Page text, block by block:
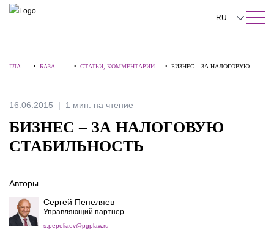
ПОИСК ПО САЙТУ Закрыть
RU
中文
ГЛАВН
•БАЗА
• СТАТЬИ, КОММЕНТАРИИ,
•БИЗНЕС – ЗА НАЛОГОВУЮ
16.06.2015 1 мин. на чтение
БИЗНЕС – ЗА НАЛОГОВУЮ
СТАБИЛЬНОСТЬ
Авторы
Сергей Пепеляев
Управляющий партнер
s.pepeliaev@pgplaw.ru